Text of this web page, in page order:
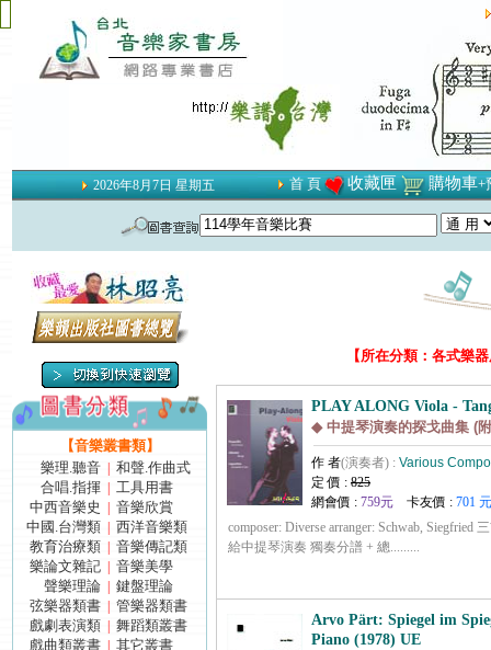
2026年8月7日 星期五 首 頁 收藏匣 購物車+
【音樂叢書類】
樂理.聽音
和聲.作曲式
合唱.指揮
工具用書
中西音樂史
音樂欣賞
中國.台灣類
西洋音樂類
教育治療類
音樂傳記類
樂論文雜記
音樂美學
聲樂理論
鍵盤理論
弦樂器類書
管樂器類書
戲劇表演類
舞蹈類叢書
戲曲類叢書
其它叢書
【所在分類：各式樂
PLAY ALONG Viola -
◆ 中提琴演奏的探戈曲集 (
作 者(演奏者) : Various
定 價 : 825
網會價 : 759元 卡友價 : 701 元
composer: Diverse arranger: Schwab, Siegfried
給中提琴演奏 獨奏分譜 + 總.........
Arvo Pärt: Spiegel im
Piano (1978) UE